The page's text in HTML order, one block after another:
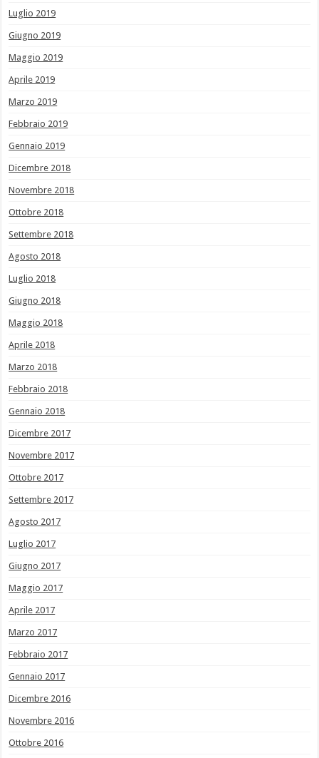
Luglio 2019
Giugno 2019
Maggio 2019
Aprile 2019
Marzo 2019
Febbraio 2019
Gennaio 2019
Dicembre 2018
Novembre 2018
Ottobre 2018
Settembre 2018
Agosto 2018
Luglio 2018
Giugno 2018
Maggio 2018
Aprile 2018
Marzo 2018
Febbraio 2018
Gennaio 2018
Dicembre 2017
Novembre 2017
Ottobre 2017
Settembre 2017
Agosto 2017
Luglio 2017
Giugno 2017
Maggio 2017
Aprile 2017
Marzo 2017
Febbraio 2017
Gennaio 2017
Dicembre 2016
Novembre 2016
Ottobre 2016